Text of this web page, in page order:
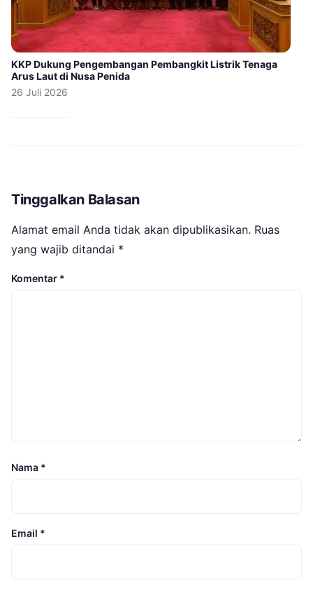
KKP Dukung Pengembangan Pembangkit Listrik Tenaga
Arus Laut di Nusa Penida
26 Juli 2026
Tinggalkan Balasan
Alamat email Anda tidak akan dipublikasikan. Ruas
yang wajib ditandai *
Komentar *
Nama *
Email *